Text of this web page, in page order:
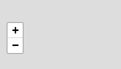
+
−